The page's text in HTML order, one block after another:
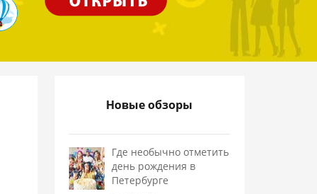
Новые обзоры
Где необычно отметить
день рождения в
Петербурге